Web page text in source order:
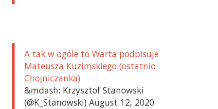
A tak w ogóle to Warta podpisuje
Mateusza Kuzimskiego (ostatnio
Chojniczanka)
&mdash; Krzysztof Stanowski
(@K_Stanowski) August 12, 2020